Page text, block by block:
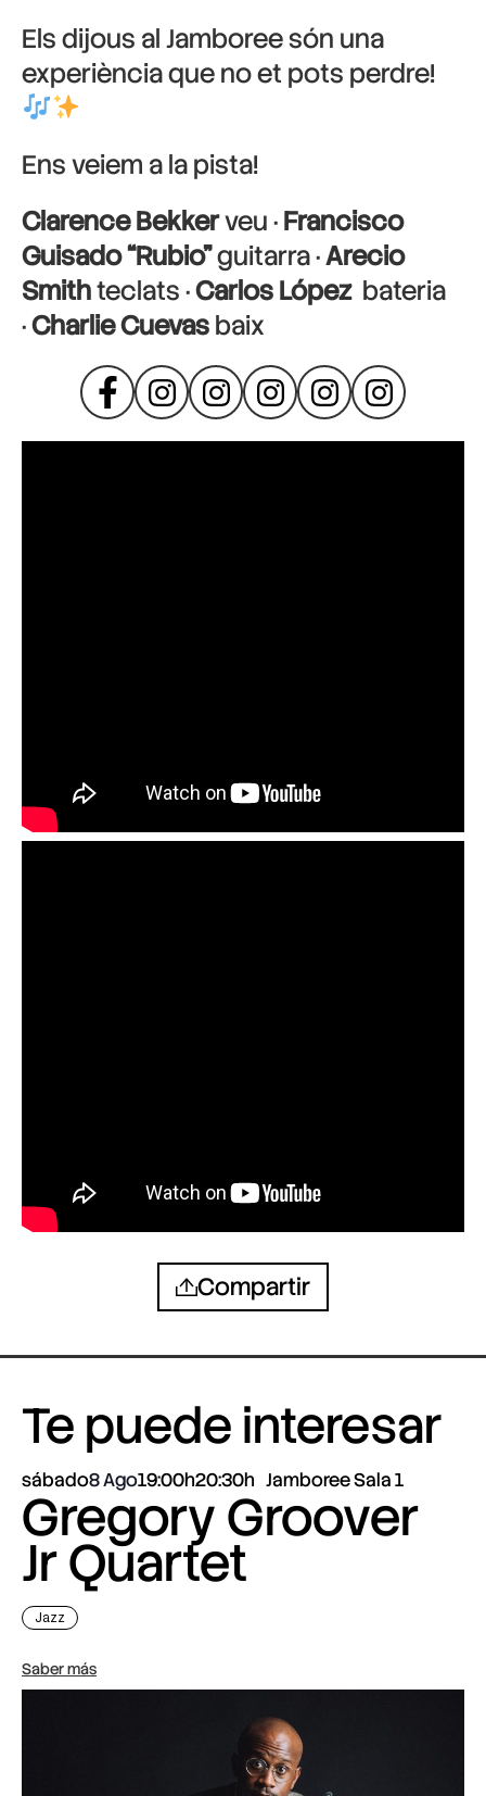
Els dijous al Jamboree són una
experiència que no et pots perdre!
Ens veiem a la pista!
Clarence Bekkerveu ·Francisco
Guisado “Rubio”guitarra ·Arecio
Smithteclats ·Carlos Lópezbateria
·Charlie Cuevasbaix
Compartir
Te puede interesar
sábado8 Ago19:00h20:30h Jamboree Sala 1
Gregory Groover
Jr Quartet
Jazz
Saber más